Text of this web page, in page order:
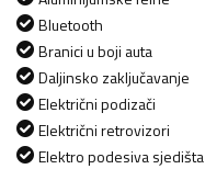
Bluetooth
Branici u boji auta
Daljinsko zaključavanje
Električni podizači
Električni retrovizori
Elektro podesiva sjedišta